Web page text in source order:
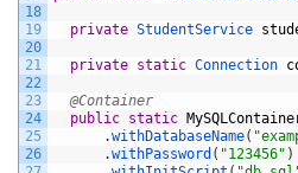
18
19
20
21
22
23
24
25
26
private StudentService
private static Connection
@Container
public static
.withDatabaseName(
.withPassword ( "123456" )